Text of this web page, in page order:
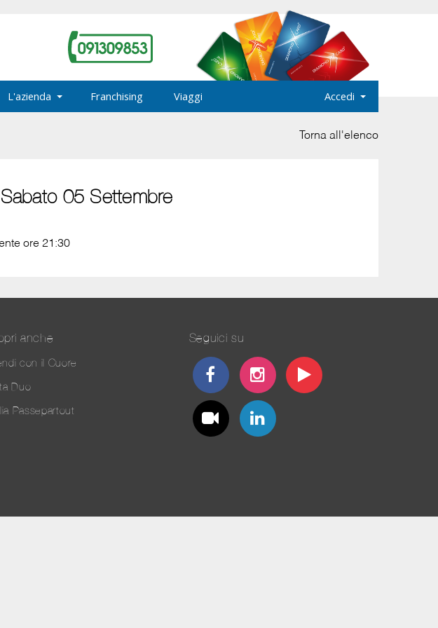
L'azienda Franchising Viaggi Accedi
Torna all'elenco
05 Settembre
ore 21:30
anche
con il Cuore
Duo
Passepartout
Seguici su